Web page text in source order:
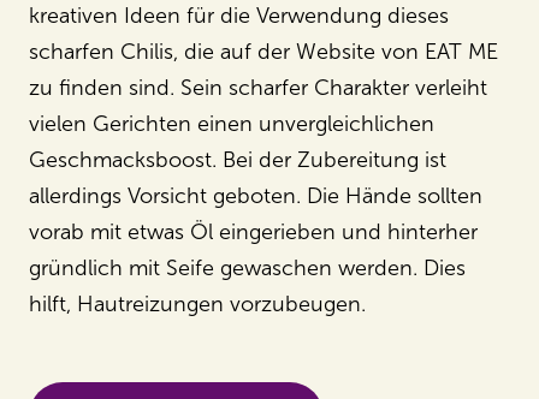
kreativen Ideen für die Verwendung dieses
scharfen Chilis, die auf der Website von EAT ME
zu finden sind. Sein scharfer Charakter verleiht
vielen Gerichten einen unvergleichlichen
Geschmacksboost. Bei der Zubereitung ist
allerdings Vorsicht geboten. Die Hände sollten
vorab mit etwas Öl eingerieben und hinterher
gründlich mit Seife gewaschen werden. Dies
hilft, Hautreizungen vorzubeugen.